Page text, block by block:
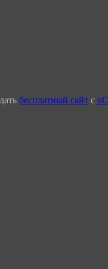
бесплатный сайт с